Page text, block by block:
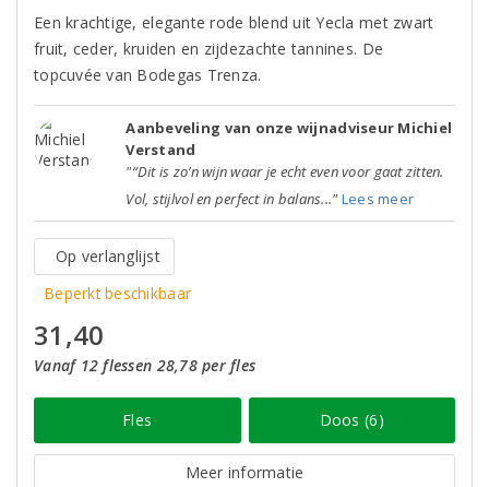
Een krachtige, elegante rode blend uit Yecla met zwart
fruit, ceder, kruiden en zijdezachte tannines. De
topcuvée van Bodegas Trenza.
Aanbeveling van onze wijnadviseur Michiel
Verstand
"“Dit is zo’n wijn waar je echt even voor gaat zitten.
Vol, stijlvol en perfect in balans..." Lees meer
Op verlanglijst
Beperkt beschikbaar
31,40
Vanaf 12 flessen 28,78 per fles
Fles Doos (6)
Meer informatie